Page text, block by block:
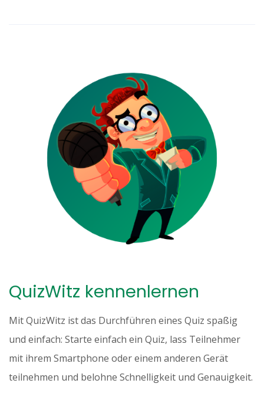
QuizWitz kennenlernen
Mit QuizWitz ist das Durchführen eines Quiz spaßig
und einfach: Starte einfach ein Quiz, lass Teilnehmer
mit ihrem Smartphone oder einem anderen Gerät
teilnehmen und belohne Schnelligkeit und Genauigkeit.